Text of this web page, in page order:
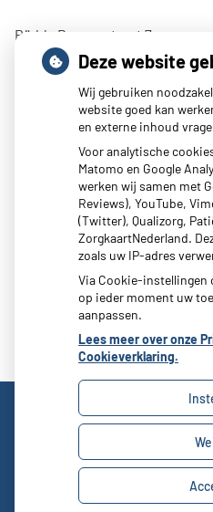
Rädda Barnenstraat 7
4695BJ Sint-Maartensdijk
0166 662400
info@mcpluimpot.nl
Moet ik
Uw Zorg
Cookie-
Deze website
Wij gebruiken
website goed kan
en externe inhoud
Voor analytische
Matomo en Google
werken wij samen met
Reviews), YouTube,
(Twitter), Qualizorg,
ZorgkaartNederland.
zoals uw IP-adres
Via Cookie-instellingen
op ieder moment uw
aanpassen.
Lees meer over onze
Cookieverklaring.